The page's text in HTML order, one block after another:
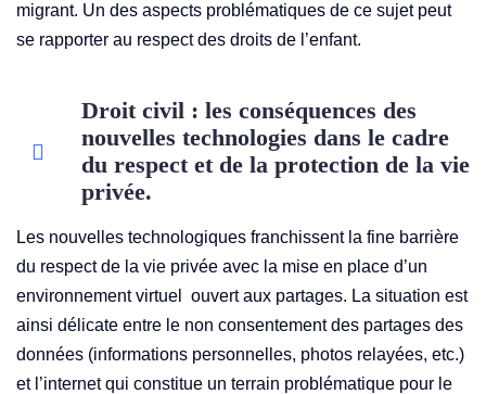
migrant. Un des aspects problématiques de ce sujet peut
se rapporter au respect des droits de l’enfant.
Droit civil : les conséquences des
nouvelles technologies dans le cadre
du respect et de la protection de la vie
privée.
Les nouvelles technologiques franchissent la fine barrière
du respect de la vie privée avec la mise en place d’un
environnement virtuel ouvert aux partages. La situation est
ainsi délicate entre le non consentement des partages des
données (informations personnelles, photos relayées, etc.)
et l’internet qui constitue un terrain problématique pour le